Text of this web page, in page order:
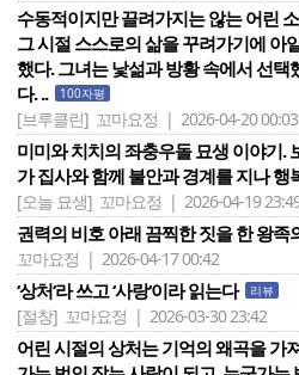
수동적이지만 끌려가지는 않는 어린
그 시절 스스로의 삶을 꾸려가기에 아
했다. 그녀는 낯섦과 방황 속에서 선택
다. ..
100자평
[브루클린] 꼬마요정 | 2026-04-20 00:03
미미와 치치의 좌충우돌 묘생 이야기.
가 집사와 함께 불안과 경계를 지나 행
[오늘 묘생] 꼬마요정 | 2026-04-19
권력의 비호 아래 끔찍한 짓을 한 왕족
꼬마요정 | 2026-04-17 00:42
‘상처‘라 쓰고 ‘사랑‘이라 읽는다 리뷰
[절창] 꼬마요정 | 2026-03-30 23:42
어린 시절의 상처는 기억의 왜곡을 가